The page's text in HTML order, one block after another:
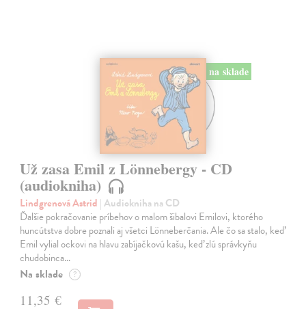
na sklade
Už zasa Emil z Lönnebergy - CD
(audiokniha)
Lindgrenová Astrid | Audiokniha na CD
Ďalšie pokračovanie príbehov o malom šibalovi Emilovi, ktorého
huncútstva dobre poznali aj všetci Lönneberčania. Ale čo sa stalo, keď
Emil vylial ockovi na hlavu zabíjačkovú kašu, keď zlú správkyňu
chudobinca…
Na sklade ?
11,35 €